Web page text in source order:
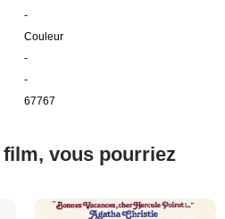
-
Couleur
-
-
67767
vous pourriez